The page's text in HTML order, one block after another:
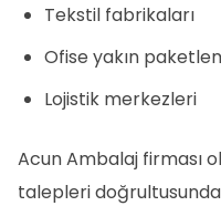
Tekstil fabrikaları
Ofise yakın
Lojistik merkezleri
Acun Ambalaj firması
talepleri doğrultusunda